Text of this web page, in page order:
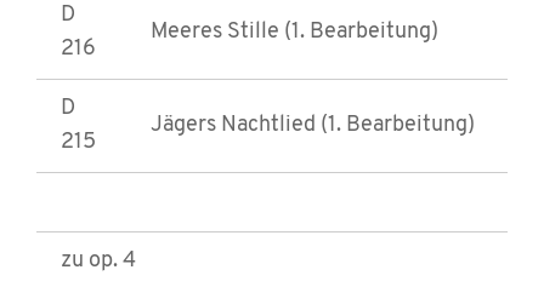
D
216
Meeres Stille (1. Bearbeitung)
D
215
Jägers Nachtlied (1. Bearbeitung)
zu op. 4